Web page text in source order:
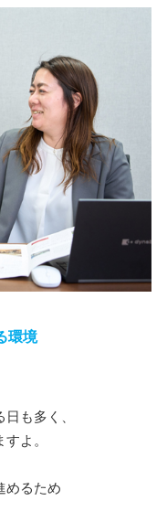
環境
も多く、
よ。
めるため